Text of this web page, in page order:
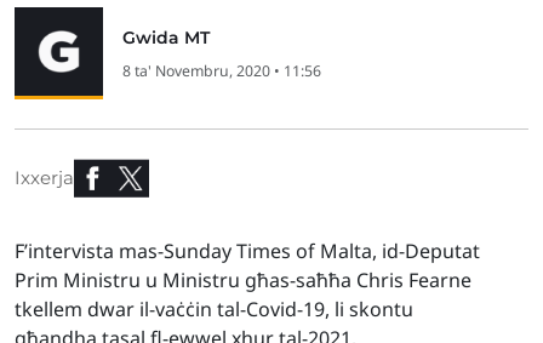
Gwida MT
8 ta' Novembru, 2020 • 11:56
Ixxerja
F’intervista mas-Sunday Times of Malta, id-Deputat
Prim Ministru u Ministru għas-saħħa Chris Fearne
tkellem dwar il-vaċċin tal-Covid-19, li skontu